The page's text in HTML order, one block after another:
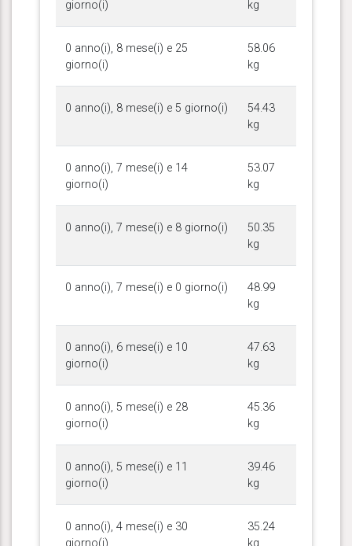
giorno(i)
kg
0 anno(i), 8 mese(i) e 25
giorno(i)
58.06
kg
0 anno(i), 8 mese(i) e 5 giorno(i)
54.43
kg
0 anno(i), 7 mese(i) e 14
giorno(i)
53.07
kg
0 anno(i), 7 mese(i) e 8 giorno(i)
50.35
kg
0 anno(i), 7 mese(i) e 0 giorno(i)
48.99
kg
0 anno(i), 6 mese(i) e 10
giorno(i)
47.63
kg
0 anno(i), 5 mese(i) e 28
giorno(i)
45.36
kg
0 anno(i), 5 mese(i) e 11
giorno(i)
39.46
kg
0 anno(i), 4 mese(i) e 30
giorno(i)
35.24
kg